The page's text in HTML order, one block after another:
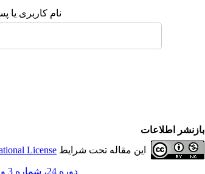
نام کاربری یا
بازنشر اطلاعات
این مقاله تحت شرایط License
دوره 24، شماره 3 و ضمیمه1 - ( 4-1398 )